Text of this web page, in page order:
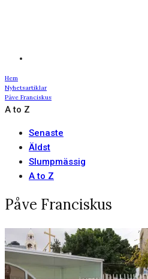
Hem
Nyhetsartiklar
Påve Franciskus
A to Z
Senaste
Äldst
Slumpmässig
A to Z
Påve Franciskus